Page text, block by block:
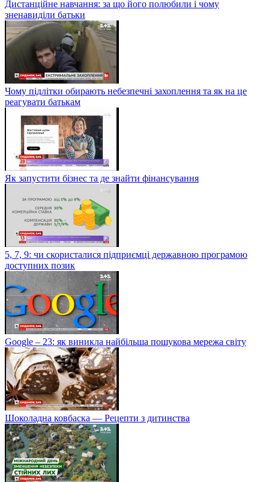
Дистанційне навчання: за що його полюбили і чому
зненавиділи батьки
Чому підлітки обирають небезпечні захоплення та як на це
реагувати батькам
Як запустити бізнес та де знайти фінансування
5, 7, 9: чи скористалися підприємці державною програмою
доступних позик
Google – 23: як виникла найбільша пошукова мережа світу
Шоколадна ковбаска — Рецепти з дитинства